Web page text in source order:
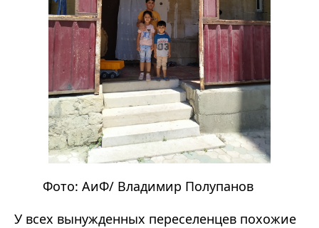
Фото: АиФ/ Владимир Полупанов
У всех вынужденных переселенцев похожие